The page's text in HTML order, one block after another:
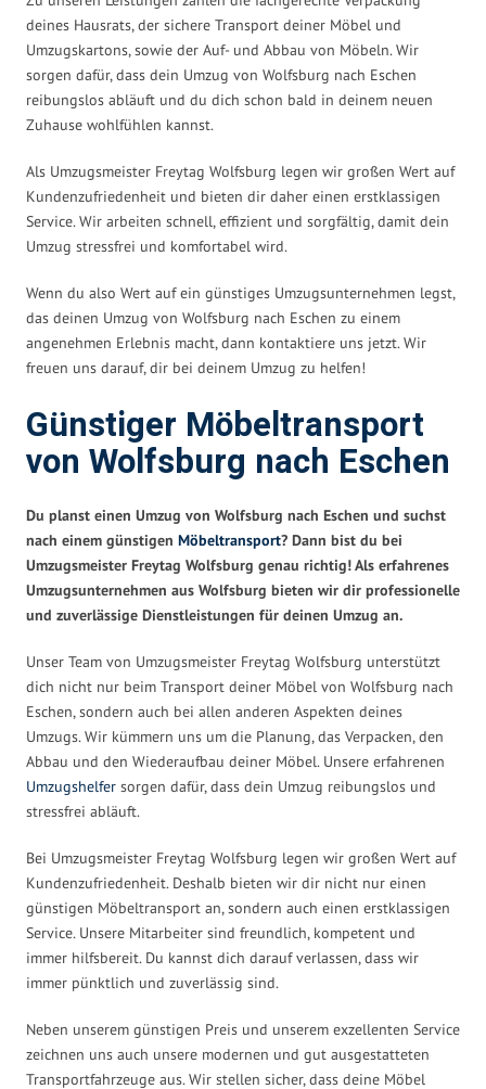
deines Hausrats, der sichere Transport deiner Möbel und
Umzugskartons, sowie der Auf- und Abbau von Möbeln. Wir
sorgen dafür, dass dein Umzug von Wolfsburg nach Eschen
reibungslos abläuft und du dich schon bald in deinem neuen
Zuhause wohlfühlen kannst.
Als Umzugsmeister Freytag Wolfsburg legen wir großen Wert auf
Kundenzufriedenheit und bieten dir daher einen erstklassigen
Service. Wir arbeiten schnell, effizient und sorgfältig, damit dein
Umzug stressfrei und komfortabel wird.
Wenn du also Wert auf ein günstiges Umzugsunternehmen legst,
das deinen Umzug von Wolfsburg nach Eschen zu einem
angenehmen Erlebnis macht, dann kontaktiere uns jetzt. Wir
freuen uns darauf, dir bei deinem Umzug zu helfen!
Günstiger Möbeltransport
von Wolfsburg nach Eschen
Du planst einen Umzug von Wolfsburg nach Eschen und suchst
nach einem günstigen Möbeltransport? Dann bist du bei
Umzugsmeister Freytag Wolfsburg genau richtig! Als erfahrenes
Umzugsunternehmen aus Wolfsburg bieten wir dir professionelle
und zuverlässige Dienstleistungen für deinen Umzug an.
Unser Team von Umzugsmeister Freytag Wolfsburg unterstützt
dich nicht nur beim Transport deiner Möbel von Wolfsburg nach
Eschen, sondern auch bei allen anderen Aspekten deines
Umzugs. Wir kümmern uns um die Planung, das Verpacken, den
Abbau und den Wiederaufbau deiner Möbel. Unsere erfahrenen
Umzugshelfer sorgen dafür, dass dein Umzug reibungslos und
stressfrei abläuft.
Bei Umzugsmeister Freytag Wolfsburg legen wir großen Wert auf
Kundenzufriedenheit. Deshalb bieten wir dir nicht nur einen
günstigen Möbeltransport an, sondern auch einen erstklassigen
Service. Unsere Mitarbeiter sind freundlich, kompetent und
immer hilfsbereit. Du kannst dich darauf verlassen, dass wir
immer pünktlich und zuverlässig sind.
Neben unserem günstigen Preis und unserem exzellenten Service
zeichnen uns auch unsere modernen und gut ausgestatteten
Transportfahrzeuge aus. Wir stellen sicher, dass deine Möbel